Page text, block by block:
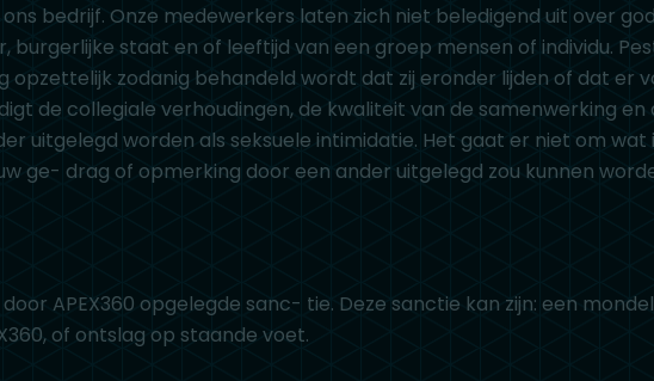
bedrijf. Onze medewerkers laten zich niet beledigend uit over
burgerlijke staat en of leeftijd van een groep mensen of individu.
opzettelijk zodanig behandeld wordt dat zij eronder lijden of dat er
de collegiale verhoudingen, de kwaliteit van de samenwerking
uitgelegd worden als seksuele intimidatie. Het gaat er niet om
ge- drag of opmerking door een ander uitgelegd zou kunnen
APEX360 opgelegde sanc- tie. Deze sanctie kan zijn: een
of ontslag op staande voet.